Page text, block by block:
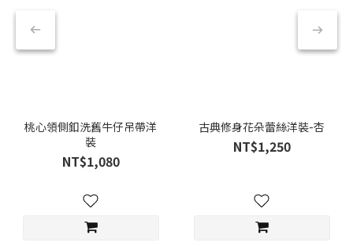
桃心領側釦洗舊牛仔吊帶洋
裝
NT$1,080
古典修身花朵蕾絲洋裝-杏
NT$1,250